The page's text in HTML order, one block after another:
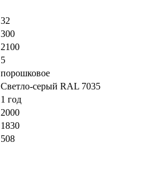
32
300
2100
5
порошковое
Светло-серый RAL 7035
1 год
2000
1830
508